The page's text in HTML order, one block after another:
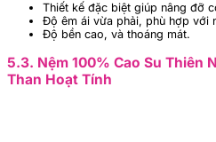
Thiết kế đặc biệt giúp nâng đỡ
Độ êm ái vừa phải, phù hợp với
Độ bền cao, và thoáng mát.
5.3. Nệm 100% Cao Su Thiên
Than Hoạt Tính